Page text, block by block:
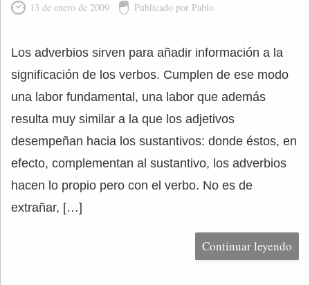
13 de enero de 2009 Publicado por Pablo
Los adverbios sirven para añadir información a la
significación de los verbos. Cumplen de ese modo
una labor fundamental, una labor que además
resulta muy similar a la que los adjetivos
desempeñan hacia los sustantivos: donde éstos, en
efecto, complementan al sustantivo, los adverbios
hacen lo propio pero con el verbo. No es de
extrañar, […]
Continuar leyendo